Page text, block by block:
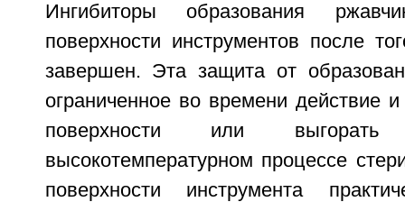
Ингибиторы образования
поверхности инструментов после
завершен. Эта защита от
ограниченное во времени действие
поверхности или
высокотемпературном процессе
поверхности инструмента